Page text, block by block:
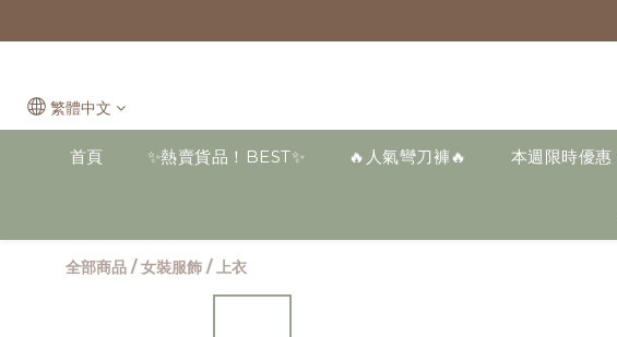
繁體中文
首頁 ✨熱賣貨品！BEST✨ 🔥人氣彎刀褲🔥 本週限時優惠
全部商品 /女裝服飾 /上衣